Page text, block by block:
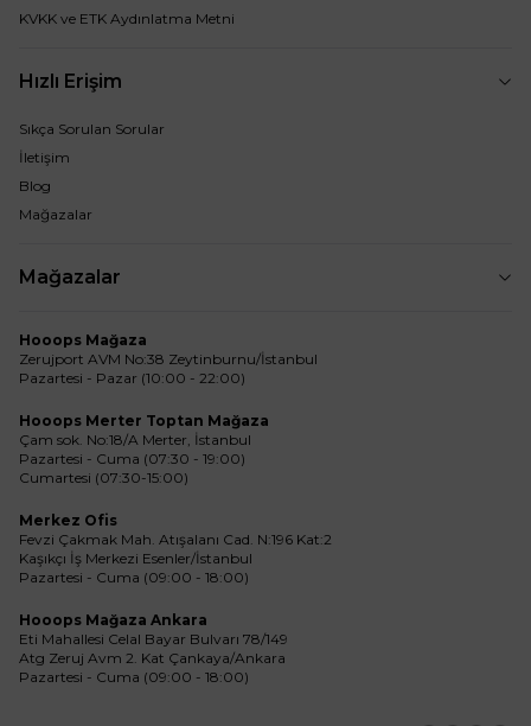
KVKK ve ETK Aydınlatma Metni
Hızlı Erişim
Sıkça Sorulan Sorular
İletişim
Blog
Mağazalar
Mağazalar
Hooops Mağaza
Zerujport AVM No:38 Zeytinburnu/İstanbul
Pazartesi - Pazar (10:00 - 22:00)
Hooops Merter Toptan Mağaza
Çam sok. No:18/A Merter, İstanbul
Pazartesi - Cuma (07:30 - 19:00)
Cumartesi (07:30-15:00)
Merkez Ofis
Fevzi Çakmak Mah. Atışalanı Cad. N:196 Kat:2
Kaşıkçı İş Merkezi Esenler/İstanbul
Pazartesi - Cuma (09:00 - 18:00)
Hooops Mağaza Ankara
Eti Mahallesi Celal Bayar Bulvarı 78/149
Atg Zeruj Avm 2. Kat Çankaya/Ankara
Pazartesi - Cuma (09:00 - 18:00)